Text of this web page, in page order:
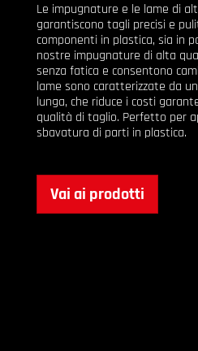
Le impugnature e le lame di
garantiscono tagli precisi e
componenti in plastica, sia in
nostre impugnature di alta
senza fatica e consentono
lame sono caratterizzate da
lunga, che riduce i costi
qualità di taglio. Perfetto per
sbavatura di parti in plastica.
Vai ai prodotti